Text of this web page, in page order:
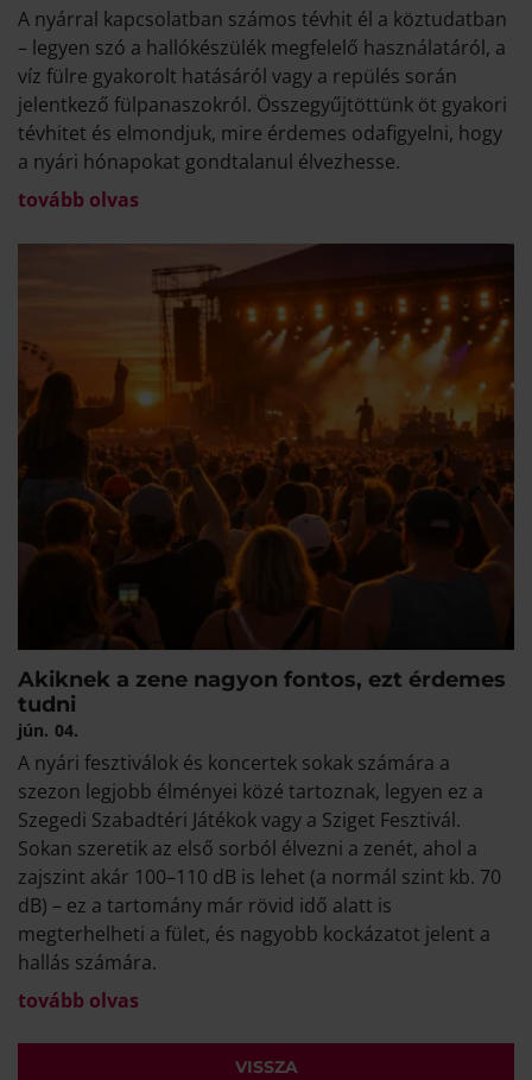
A nyárral kapcsolatban számos tévhit él a köztudatban
– legyen szó a hallókészülék megfelelő használatáról, a
víz fülre gyakorolt hatásáról vagy a repülés során
jelentkező fülpanaszokról. Összegyűjtöttünk öt gyakori
tévhitet és elmondjuk, mire érdemes odafigyelni, hogy
a nyári hónapokat gondtalanul élvezhesse.
tovább olvas
Akiknek a zene nagyon fontos, ezt érdemes
tudni
jún. 04.
A nyári fesztiválok és koncertek sokak számára a
szezon legjobb élményei közé tartoznak, legyen ez a
Szegedi Szabadtéri Játékok vagy a Sziget Fesztivál.
Sokan szeretik az első sorból élvezni a zenét, ahol a
zajszint akár 100–110 dB is lehet (a normál szint kb. 70
dB) – ez a tartomány már rövid idő alatt is
megterhelheti a fület, és nagyobb kockázatot jelent a
hallás számára.
tovább olvas
VISSZA